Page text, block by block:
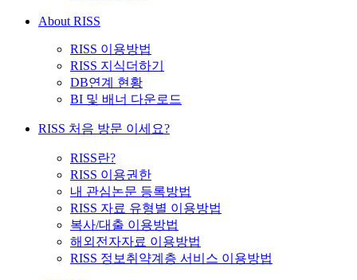
About RISS
RISS 이용방법
RISS 지식더하기
DB연계 현황
BI 및 배너 다운로드
RISS 처음 방문 이세요?
RISS란?
RISS 이용권한
내 관심논문 등록방법
RISS 자료 유형별 이용방법
복사/대출 이용방법
해외전자자료 이용방법
RISS 정보취약계층 서비스 이용방법